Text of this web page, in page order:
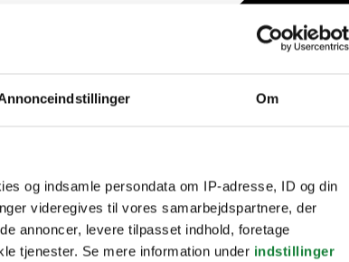
Om
og indsamle persondata om IP-adresse, ID og din
videregives til vores samarbejdspartnere, der
annoncer, levere tilpasset indhold, foretage
tjenester. Se mere information under indstillinger